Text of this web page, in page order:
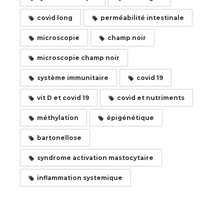
covid long perméabilité intestinale
microscopie champ noir
microscopie champ noir
système immunitaire covid 19
vit D et covid 19 covid et nutriments
méthylation épigénétique
bartonellose
syndrome activation mastocytaire
inflammation systemique